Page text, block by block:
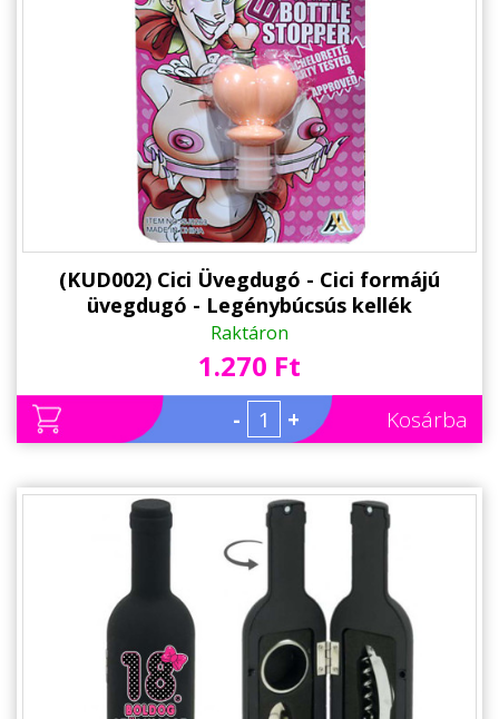
Állatos ajándéktárgyak
(KUD002) Cici Üvegdugó - Cici formájú
üvegdugó - Legénybúcsús kellék
Raktáron
1.270 Ft
- + Kosárba